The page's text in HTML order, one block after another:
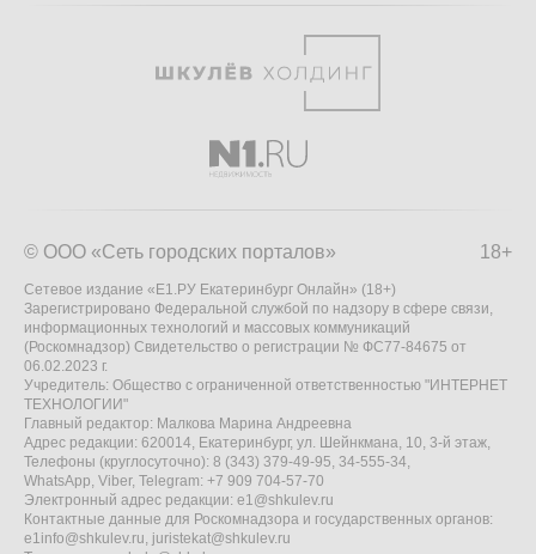
18+
© ООО «Сеть городских порталов»
Сетевое издание «Е1.РУ Екатеринбург Онлайн» (18+)
Зарегистрировано Федеральной службой по надзору в сфере связи,
информационных технологий и массовых коммуникаций
(Роскомнадзор) Свидетельство о регистрации № ФС77-84675 от
06.02.2023 г.
Учредитель: Общество с ограниченной ответственностью "ИНТЕРНЕТ
ТЕХНОЛОГИИ"
Главный редактор: Малкова Марина Андреевна
Адрес редакции: 620014, Екатеринбург, ул. Шейнкмана, 10, 3-й этаж,
Телефоны (круглосуточно): 8 (343) 379-49-95, 34-555-34,
WhatsApp, Viber, Telegram: +7 909 704-57-70
Электронный адрес редакции: e1@shkulev.ru
Контактные данные для Роскомнадзора и государственных органов:
e1info@shkulev.ru, juristekat@shkulev.ru